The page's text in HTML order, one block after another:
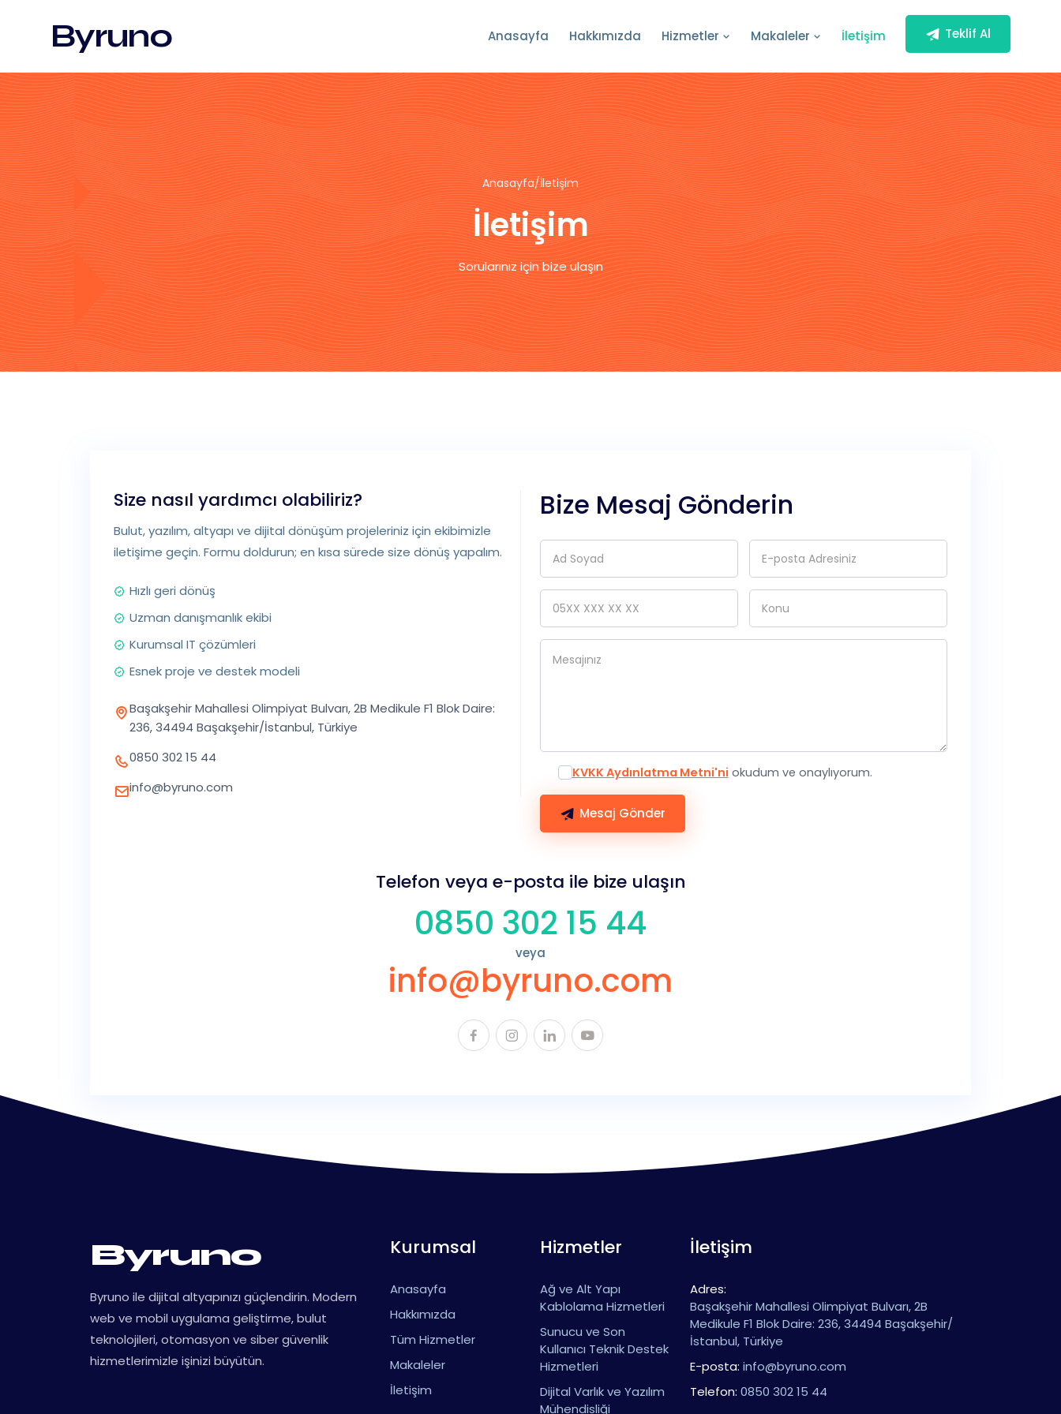
Byruno Anasayfa Hakkımızda Hizmetler Makaleler İletişim Teklif Al
Anasayfa/İletişim
İletişim
Sorularınız için bize ulaşın
Size nasıl yardımcı olabiliriz?
Bulut, yazılım, altyapı ve dijital dönüşüm projeleriniz için ekibimizle
iletişime geçin. Formu doldurun; en kısa sürede size dönüş yapalım.
Hızlı geri dönüş
Uzman danışmanlık ekibi
Kurumsal IT çözümleri
Esnek proje ve destek modeli
Başakşehir Mahallesi Olimpiyat Bulvarı, 2B Medikule F1 Blok Daire:
236, 34494 Başakşehir/İstanbul, Türkiye
0850 302 15 44
info@byruno.com
Bize Mesaj Gönderin
KVKK Aydınlatma Metni'ni okudum ve onaylıyorum.
Mesaj Gönder
Telefon veya e-posta ile bize ulaşın
0850 302 15 44
veya
info@byruno.com
Byruno
Byruno ile dijital altyapınızı güçlendirin. Modern
web ve mobil uygulama geliştirme, bulut
teknolojileri, otomasyon ve siber güvenlik
hizmetlerimizle işinizi büyütün.
Kurumsal
Anasayfa
Hakkımızda
Tüm Hizmetler
Makaleler
İletişim
Hizmetler
Ağ ve Alt Yapı
Kablolama Hizmetleri
Sunucu ve Son
Kullanıcı Teknik Destek
Hizmetleri
Dijital Varlık ve Yazılım
Mühendisliği
İletişim
Adres:
Başakşehir Mahallesi Olimpiyat Bulvarı, 2B
Medikule F1 Blok Daire: 236, 34494 Başakşehir/
İstanbul, Türkiye
E-posta: info@byruno.com
Telefon: 0850 302 15 44